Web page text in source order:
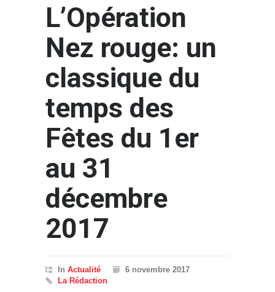
L’Opération
Nez rouge: un
classique du
temps des
Fêtes du 1er
au 31
décembre
2017
In Actualité
6 novembre 2017
La Rédaction